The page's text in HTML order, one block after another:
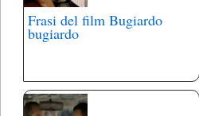
Frasi del film Bugiardo
bugiardo